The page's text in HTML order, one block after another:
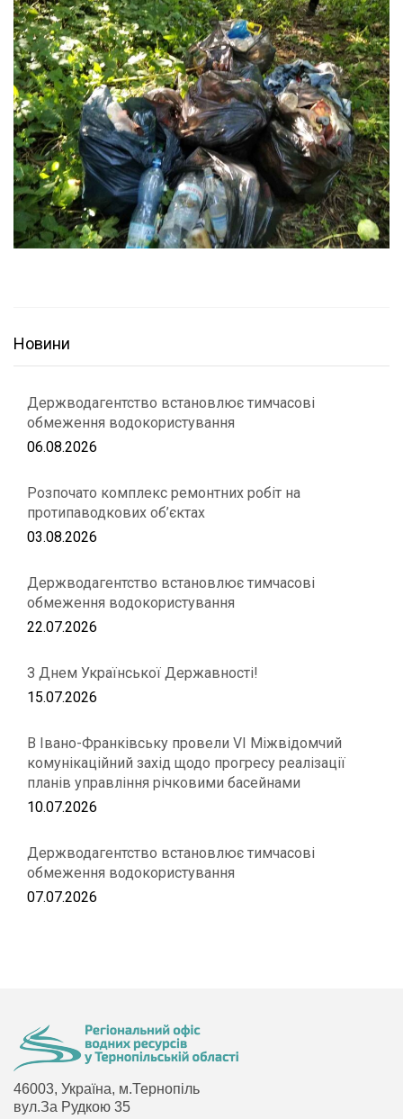
Новини
Держводагентство встановлює тимчасові
обмеження водокористування
06.08.2026
Розпочато комплекс ремонтних робіт на
протипаводкових об’єктах
03.08.2026
Держводагентство встановлює тимчасові
обмеження водокористування
22.07.2026
З Днем Української Державності!
15.07.2026
В Івано-Франківську провели VІ Міжвідомчий
комунікаційний захід щодо прогресу реалізації
планів управління річковими басейнами
10.07.2026
Держводагентство встановлює тимчасові
обмеження водокористування
07.07.2026
46003, Україна, м.Тернопіль
вул.За Рудкою 35